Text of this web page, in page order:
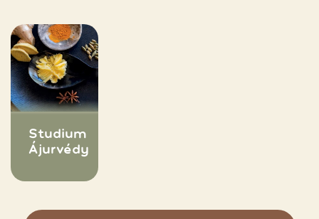
Studium
Ájurvédy